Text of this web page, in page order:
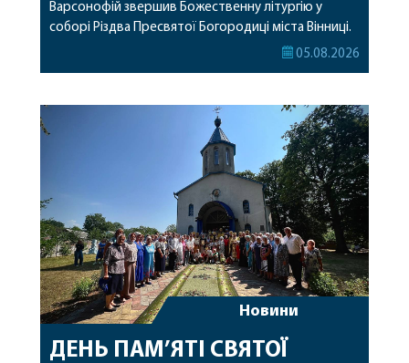
Варсонофій звершив Божественну літургію у
соборі Різдва Пресвятої Богородиці міста Вінниці.
Його Високопреосвященству співслужили
священному сані. Під час богослужіння підносилися
особливі молитви за мир в Україні, за воїнів, які
05.08.2026
Новини
ДЕНЬ ПАМ’ЯТІ СВЯТОЇ